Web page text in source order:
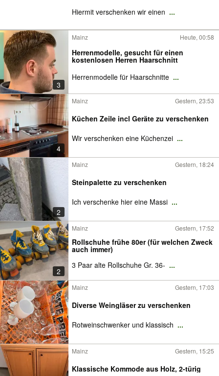
Hiermit verschenken wir einen ...
3
Mainz Heute, 00:58
Herrenmodelle, gesucht für einen
kostenlosen Herren Haarschnitt
Herrenmodelle für Haarschnitte ...
4
Mainz Gestern, 23:53
Küchen Zeile incl Geräte zu verschenken
Wir verschenken eine Küchenzei ...
2
Mainz Gestern, 18:24
Steinpalette zu verschenken
Ich verschenke hier eine Massi ...
2
Mainz Gestern, 17:52
Rollschuhe frühe 80er (für welchen Zweck
auch immer)
3 Paar alte Rollschuhe Gr. 36- ...
Mainz Gestern, 17:03
Diverse Weingläser zu verschenken
Rotweinschwenker und klassisch ...
Mainz Gestern, 15:25
Klassische Kommode aus Holz, 2-türig